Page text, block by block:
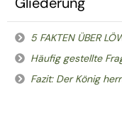
5 FAKTEN ÜBER
Häufig gestellte
Fazit: Der König